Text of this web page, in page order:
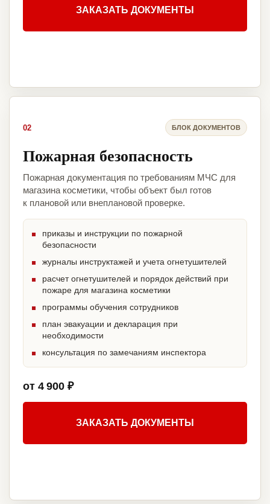
ЗАКАЗАТЬ ДОКУМЕНТЫ
02 БЛОК ДОКУМЕНТОВ
Пожарная безопасность
Пожарная документация по требованиям МЧС для
магазина косметики, чтобы объект был готов
к плановой или внеплановой проверке.
приказы и инструкции по пожарной
безопасности
журналы инструктажей и учета огнетушителей
расчет огнетушителей и порядок действий при
пожаре для магазина косметики
программы обучения сотрудников
план эвакуации и декларация при
необходимости
консультация по замечаниям инспектора
от 4 900 ₽
ЗАКАЗАТЬ ДОКУМЕНТЫ